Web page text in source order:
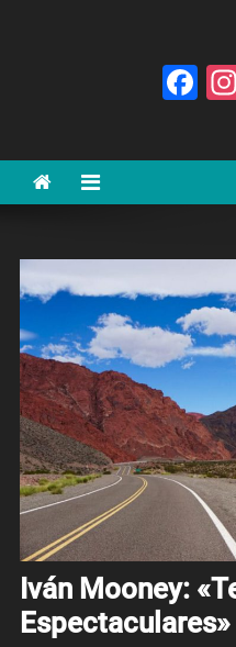
Iván Mooney:
Espectaculares»